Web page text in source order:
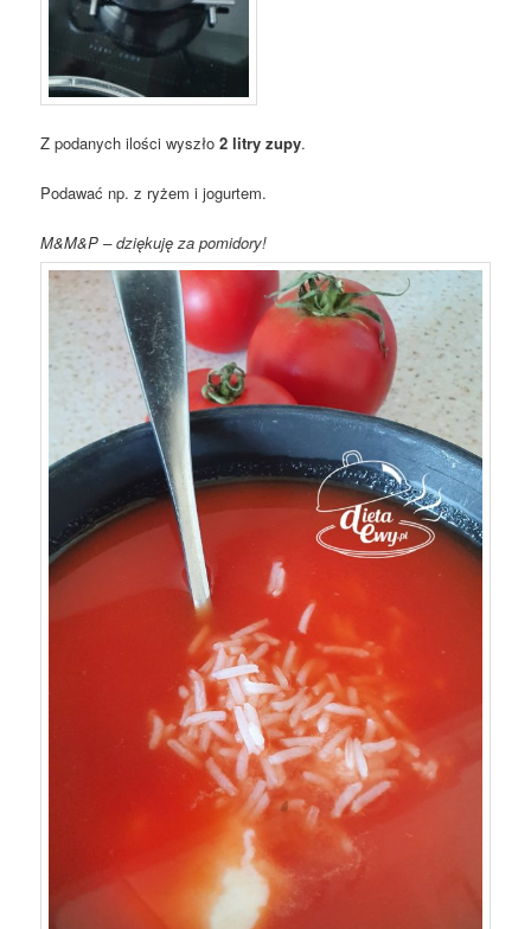
Z podanych ilości wyszło2 litry zupy.
Podawać np. z ryżem i jogurtem.
M&M&P – dziękuję za pomidory!